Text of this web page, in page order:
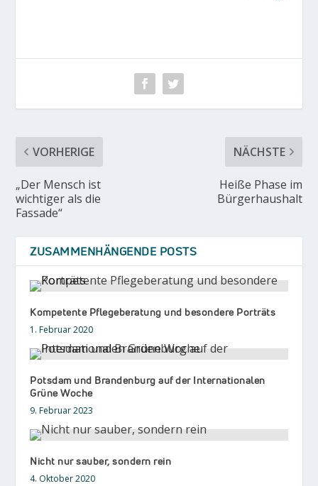
VORHERIGE
„Der Mensch ist
wichtiger als die
Fassade“
NÄCHSTE
Heiße Phase im
Bürgerhaushalt
ZUSAMMENHÄNGENDE POSTS
Kompetente Pflegeberatung und besondere Porträts
1. Februar 2020
Potsdam und Brandenburg auf der Internationalen
Grüne Woche
9. Februar 2023
Nicht nur sauber, sondern rein
4. Oktober 2020